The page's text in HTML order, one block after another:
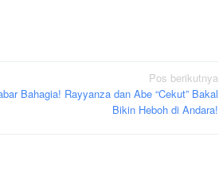
Pos berikutnya
Bahagia! Rayyanza dan Abe “Cekut” Bakal
Bikin Heboh di Andara!